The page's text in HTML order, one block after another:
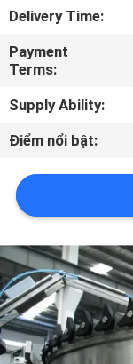
TÔI
QUAN
NHÀ
MÁY
SOÁT
CHẤT
LƯỢNG
Delivery Time:
Payment
Terms:
Supply Ability:
Điểm nổi bật: